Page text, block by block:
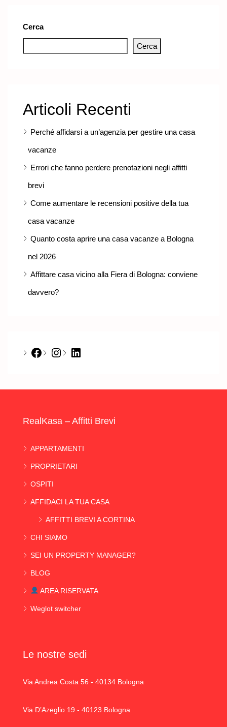
Cerca
Cerca
Articoli Recenti
Perché affidarsi a un’agenzia per gestire una casa
vacanze
Errori che fanno perdere prenotazioni negli affitti
brevi
Come aumentare le recensioni positive della tua
casa vacanze
Quanto costa aprire una casa vacanze a Bologna
nel 2026
Affittare casa vicino alla Fiera di Bologna: conviene
davvero?
Facebook
Instagram
LinkedIn
RealKasa – Affitti Brevi
APPARTAMENTI
PROPRIETARI
OSPITI
AFFIDACI LA TUA CASA
AFFITTI BREVI A CORTINA
CHI SIAMO
SEI UN PROPERTY MANAGER?
BLOG
AREA RISERVATA
Weglot switcher
Le nostre sedi
Via Andrea Costa 56 - 40134 Bologna
Via D’Azeglio 19 - 40123 Bologna